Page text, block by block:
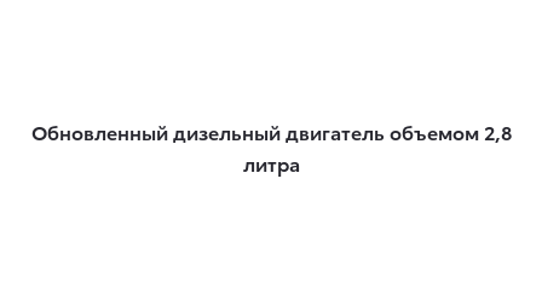
Обновленный дизельный двигатель объемом 2,8
литра